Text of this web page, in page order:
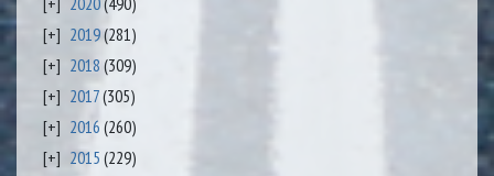
2019(281)
2018 (309)
2017(305)
2016 (260)
2015 (229)